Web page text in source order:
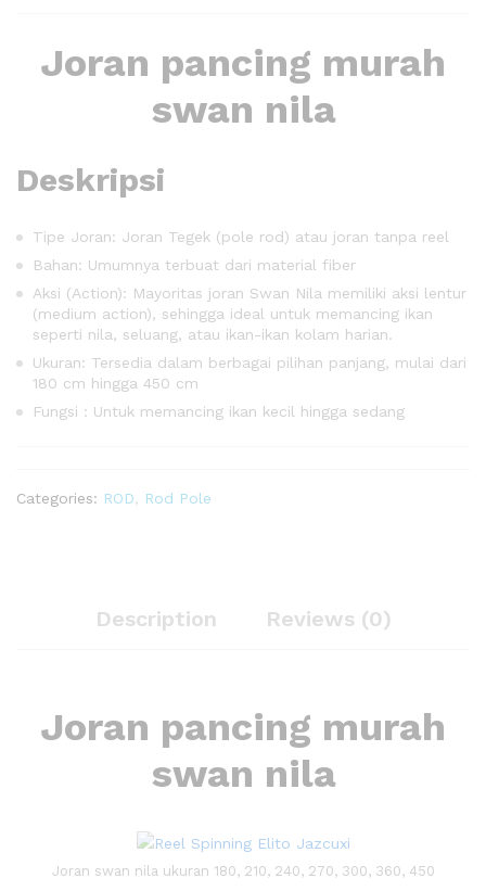
Joran pancing murah
swan nila
Deskripsi
Tipe Joran: Joran Tegek (pole rod) atau joran tanpa reel
Bahan: Umumnya terbuat dari material fiber
Aksi (Action): Mayoritas joran Swan Nila memiliki aksi lentur
(medium action), sehingga ideal untuk memancing ikan
seperti nila, seluang, atau ikan-ikan kolam harian.
Ukuran: Tersedia dalam berbagai pilihan panjang, mulai dari
180 cm hingga 450 cm
Fungsi : Untuk memancing ikan kecil hingga sedang
Categories: ROD Rod Pole
Description Reviews (0)
Joran pancing murah
swan nila
Joran swan nila ukuran 180, 210, 240, 270, 300, 360, 450